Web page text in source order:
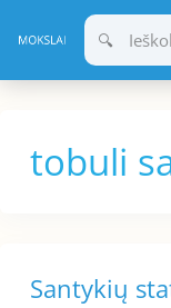
prie
turinio
tobuli
Santykių